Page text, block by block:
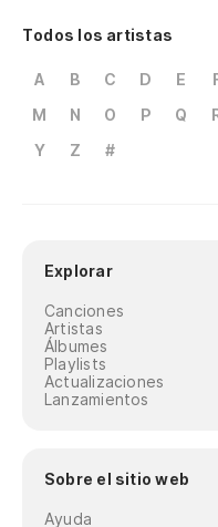
Todos los artistas
A B C D E
M
N O P Q
Y
Z #
Explorar
Canciones
Artistas
Álbumes
Playlists
Actualizaciones
Lanzamientos
Sobre el sitio web
Ayuda